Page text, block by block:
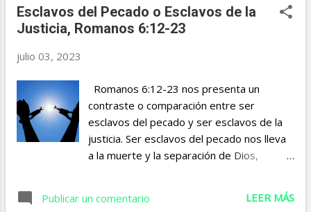
Esclavos del Pecado o Esclavos de la
Justicia, Romanos 6:12-23
julio 03, 2023
Romanos 6:12-23 nos presenta un
contraste o comparación entre ser
esclavos del pecado y ser esclavos de la
justicia. Ser esclavos del pecado nos lleva
a la muerte y la separación de Dios,
relación transformada con Dios. Es nuestra
Publicar un comentario LEER MÁS